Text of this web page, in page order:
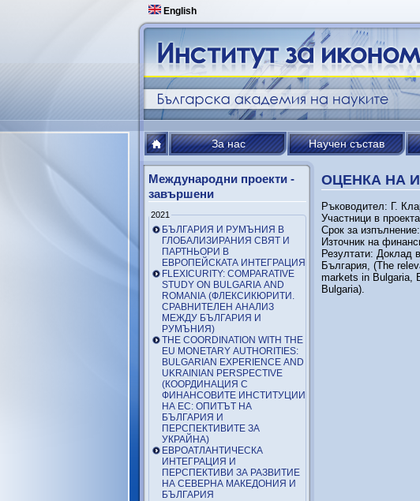
English
За нас Научен състав
Международни проекти -
завършени
2021
БЪЛГАРИЯ И РУМЪНИЯ В
ГЛОБАЛИЗИРАНИЯ СВЯТ И
ПАРТНЬОРИ В
ЕВРОПЕЙСКАТА ИНТЕГРАЦИЯ
FLEXICURITY: COMPARATIVE
STUDY ON BULGARIA AND
ROMANIA (ФЛЕКСИКЮРИТИ.
СРАВНИТЕЛЕН АНАЛИЗ
МЕЖДУ БЪЛГАРИЯ И
РУМЪНИЯ)
THE COORDINATION WITH THE
EU MONETARY AUTHORITIES:
BULGARIAN EXPERIENCE AND
UKRAINIAN PERSPECTIVE
(КООРДИНАЦИЯ С
ФИНАНСОВИТЕ ИНСТИТУЦИИ
НА ЕС: ОПИТЪТ НА
БЪЛГАРИЯ И
ПЕРСПЕКТИВИТЕ ЗА
УКРАЙНА)
ЕВРОАТЛАНТИЧЕСКА
ИНТЕГРАЦИЯ И
ПЕРСПЕКТИВИ ЗА РАЗВИТИЕ
НА СЕВЕРНА МАКЕДОНИЯ И
БЪЛГАРИЯ
ОЦЕНКА НА
Ръководител: Г.
Участници в
Срок за изпълнение:
Източник на
Резултати: Доклад
България, (The
markets in Bulgariа,
Bulgaria).